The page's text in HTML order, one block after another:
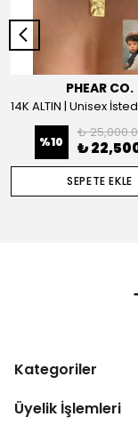
PHEAR CO.
%10
₺
₺
SEPETE EKLE
Kategoriler
Üyelik İşlemleri